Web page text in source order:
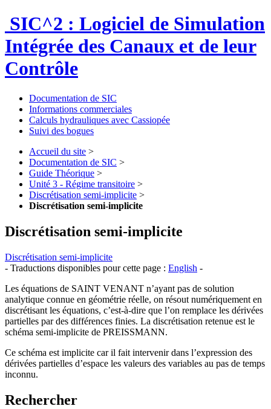
SIC^2 : Logiciel de Simulation
Intégrée des Canaux et de leur
Contrôle
Documentation de SIC
Informations commerciales
Calculs hydrauliques avec Cassiopée
Suivi des bogues
Accueil du site >
Documentation de SIC >
Guide Théorique >
Unité 3 - Régime transitoire >
Discrétisation semi-implicite >
Discrétisation semi-implicite
Discrétisation semi-implicite
Discrétisation semi-implicite
- Traductions disponibles pour cette page : English -
Les équations de SAINT VENANT n’ayant pas de solution
analytique connue en géométrie réelle, on résout numériquement en
discrétisant les équations, c’est-à-dire que l’on remplace les dérivées
partielles par des différences finies. La discrétisation retenue est le
schéma semi-implicite de PREISSMANN.
Ce schéma est implicite car il fait intervenir dans l’expression des
dérivées partielles d’espace les valeurs des variables au pas de temps
inconnu.
Rechercher